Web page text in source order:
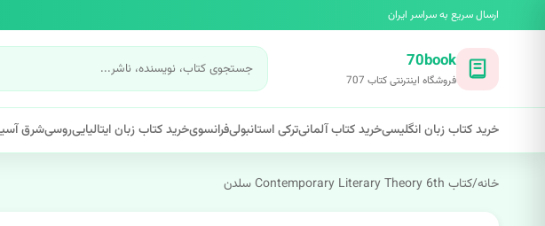
ارسال سریع به سراسر ایران
70book
فروشگاه اینترنتی کتاب 707
خرید کتاب زبان انگلیسیخرید کتاب آلمانیترکی استانبولیفرانسویخرید کتاب زبان ایتالیاییروسیشرق
خانه/کتاب Contemporary Literary Theory 6th سلدن